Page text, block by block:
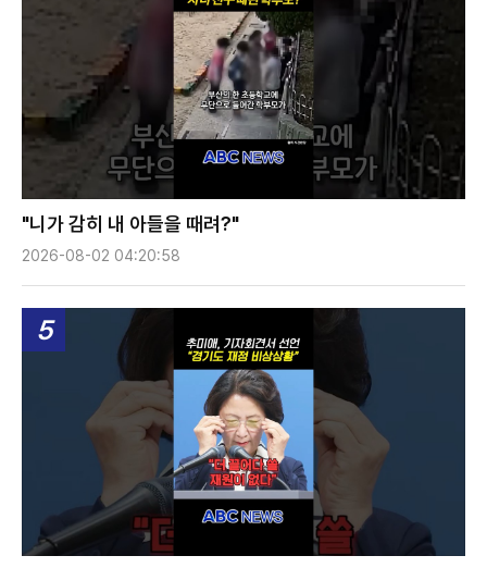
"니가 감히 내 아들을 때려?"
2026-08-02 04:20:58
5